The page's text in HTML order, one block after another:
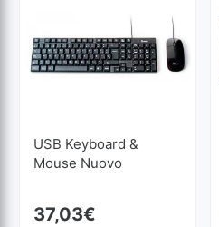
USB Keyboard &
Mouse Nuovo
37,03€